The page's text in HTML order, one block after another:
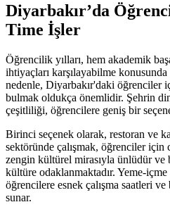
Diyarbakır’da
Time İşler
Öğrencilik yılları, hem akademik
ihtiyaçları karşılayabilme
nedenle, Diyarbakır'daki öğrenciler
bulmak oldukça önemlidir. Şehrin
çeşitliliği, öğrencilere geniş bir
Birinci seçenek olarak, restoran ve
sektöründe çalışmak, öğrenciler için
zengin kültürel mirasıyla ünlüdür ve
kültüre odaklanmaktadır. Yeme-içme
öğrencilere esnek çalışma saatleri
sunar.